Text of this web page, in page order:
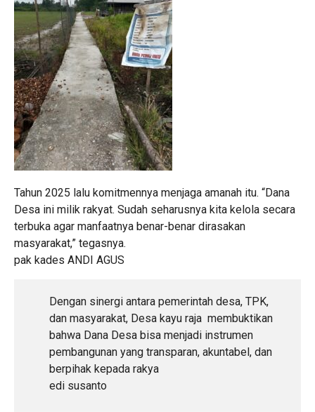
Tahun 2025 lalu komitmennya menjaga amanah itu. “Dana
Desa ini milik rakyat. Sudah seharusnya kita kelola secara
terbuka agar manfaatnya benar-benar dirasakan
masyarakat,” tegasnya.
pak kades ANDI AGUS
Dengan sinergi antara pemerintah desa, TPK,
dan masyarakat, Desa kayu raja membuktikan
bahwa Dana Desa bisa menjadi instrumen
pembangunan yang transparan, akuntabel, dan
berpihak kepada rakya
edi susanto